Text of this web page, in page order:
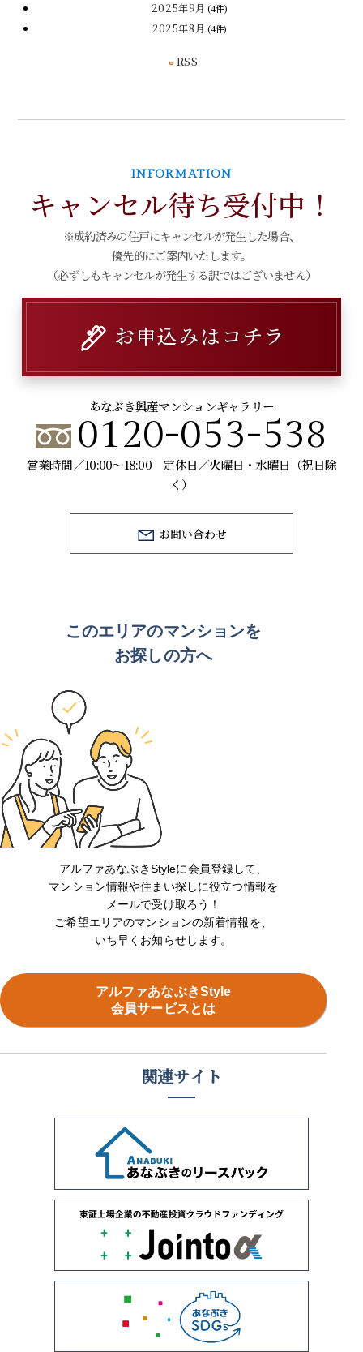
2025年9月 (4件)
2025年8月 (4件)
RSS
INFORMATION
キャンセル待ち受付中！
※成約済みの住戸にキャンセルが発生した場合、
優先的にご案内いたします。
（必ずしもキャンセルが発生する訳ではございません）
お申込みはコチラ
あなぶき興産マンションギャラリー
0120-053-538
営業時間／10:00～18:00 定休日／火曜日・水曜日（祝日除
く）
お問い合わせ
このエリアのマンションを
お探しの方へ
アルファあなぶきStyleに会員登録して、
マンション情報や住まい探しに役立つ情報を
メールで受け取ろう！
ご希望エリアのマンションの新着情報を、
いち早くお知らせします。
アルファあなぶきStyle
会員サービスとは
関連サイト